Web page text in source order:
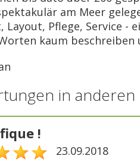
am Meer
Layout, Pflege, Service -
kaum beschreiben
in anderen
!
23.09.2018